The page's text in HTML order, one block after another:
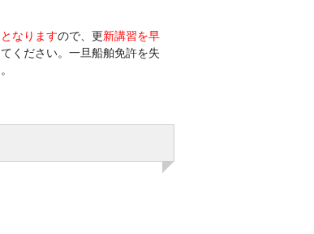
なりますので、 更新講習を早
ください。一旦船舶免許を失